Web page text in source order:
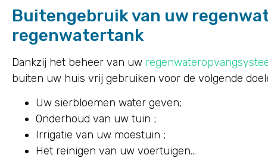
Buitengebruik van uw
regenwatertank
Dankzij het beheer van uw
buiten uw huis vrij gebruiken voor de volgende
Uw sierbloemen water geven;
Onderhoud van uw tuin ;
Irrigatie van uw moestuin ;
Het reinigen van uw voertuigen…